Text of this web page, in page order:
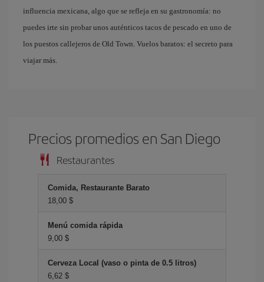
influencia mexicana, algo que se refleja en su gastronomía: no
puedes irte sin probar unos auténticos tacos de pescado en uno de
los puestos callejeros de Old Town. Vuelos baratos: el secreto para
viajar más.
Precios promedios en San Diego
Restaurantes
Comida, Restaurante Barato
18,00 $
Menú comida rápida
9,00 $
Cerveza Local (vaso o pinta de 0.5 litros)
6,62 $